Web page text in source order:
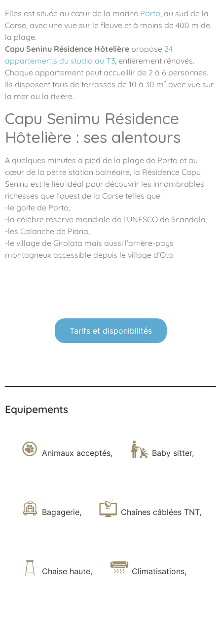
Elles est située au cœur de la marine Porto, au sud de la
Corse, avec une vue sur le fleuve et à moins de 400 m de
la plage.
Capu Seninu Résidence Hôtelière propose 24
appartements du studio au T3, entièrement rénovés.
Chaque appartement peut accueillir de 2 à 6 personnes.
Ils disposent tous de terrasses de 10 à 30 m² avec vue sur
la mer ou la rivière.
Capu Senimu Résidence
Hôtelière : ses alentours
A quelques minutes à pied de la plage de Porto et au
cœur de la petite station balnéaire, la Résidence Capu
Seninu est le lieu idéal pour découvrir les innombrables
richesses que l’ouest de la Corse telles que :
-le golfe de Porto,
-la célèbre réserve mondiale de l’UNESCO de Scandola,
-les Calanche de Piana,
-le village de Girolata mais aussi l’arrière-pays
montagneux accessible depuis le village d’Ota.
Tarifs et disponibilités
Equipements
Animaux acceptés, Baby sitter,
Bagagerie, Chaînes câblées TNT,
Chaise haute, Climatisations,